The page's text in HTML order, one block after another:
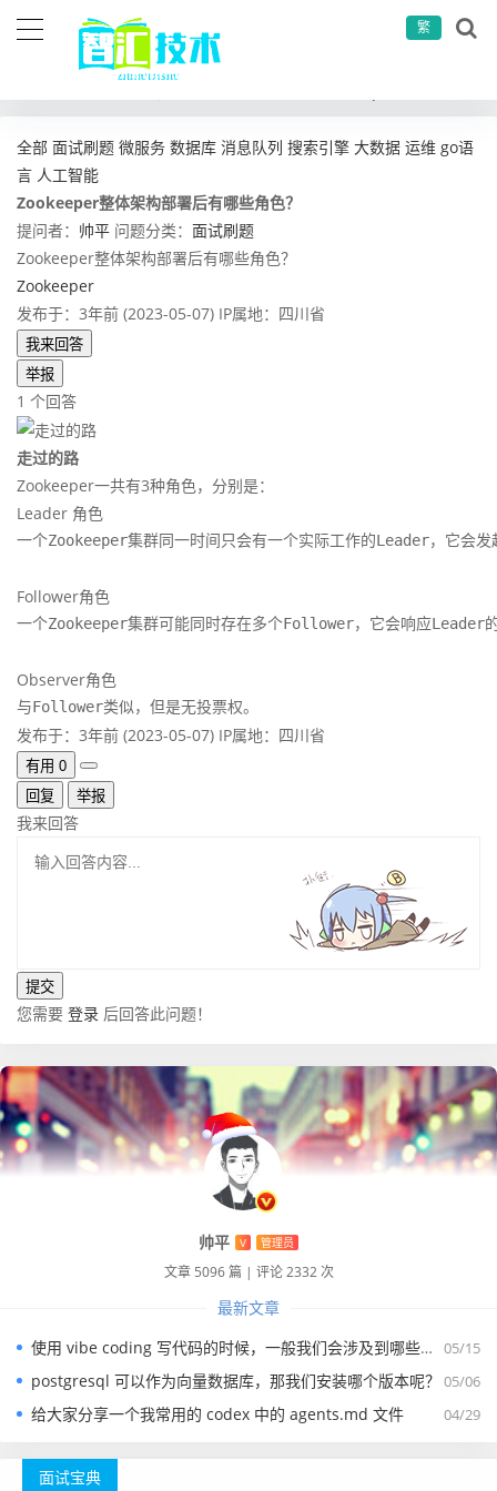
繁
全部 面试刷题 微服务 数据库 消息队列 搜索引擎 大数据 运维 go语
言 人工智能
Zookeeper整体架构部署后有哪些角色？
提问者： 帅平 问题分类： 面试刷题
Zookeeper整体架构部署后有哪些角色？
Zookeeper
发布于：3年前 (2023-05-07) IP属地：四川省
我来回答
举报
1 个回答
走过的路
Zookeeper一共有3种角色，分别是：
Leader 角色
一个Zookeeper集群同一时间只会有一个实际工作的Leader，它会
Follower角色
一个Zookeeper集群可能同时存在多个Follower，它会响应Leader
Observer角色
与Follower类似，但是无投票权。
发布于：3年前 (2023-05-07) IP属地：四川省
有用 0
回复
举报
我来回答
您需要 登录 后回答此问题！
帅平 V 管理员
文章 5096 篇 | 评论 2332 次
最新文章
05/15
使用 vibe coding 写代码的时候，一般我们会涉及到哪些提示词？
05/06
postgresql 可以作为向量数据库，那我们安装哪个版本呢？
04/29
给大家分享一个我常用的 codex 中的 agents.md 文件
面试宝典